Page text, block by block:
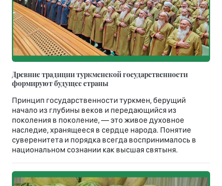
Древние традиции туркменской государственности
формируют будущее страны
Принцип государственности туркмен, берущий
начало из глубины веков и передающийся из
поколения в поколение, — это живое духовное
наследие, хранящееся в сердце народа. Понятие
суверенитета и порядка всегда воспринималось в
национальном сознании как высшая святыня.